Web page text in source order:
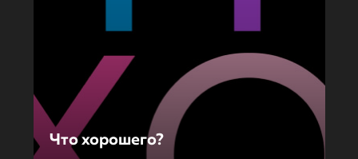
Что хорошего?